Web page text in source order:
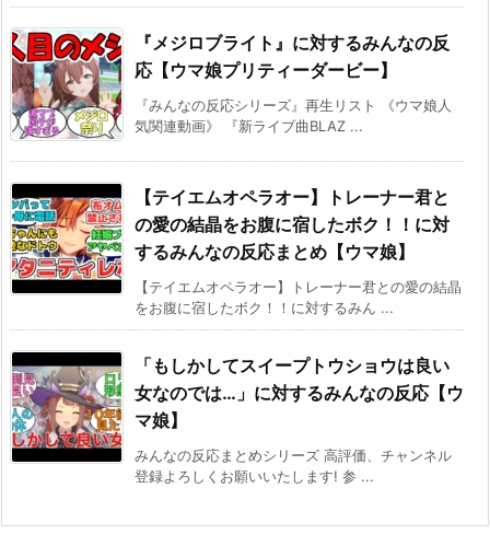
『メジロブライト』に対するみんなの反
応【ウマ娘プリティーダービー】
『みんなの反応シリーズ』再生リスト 《ウマ娘人
気関連動画》 『新ライブ曲BLAZ ...
【テイエムオペラオー】トレーナー君と
の愛の結晶をお腹に宿したボク！！に対
するみんなの反応まとめ【ウマ娘】
【テイエムオペラオー】トレーナー君との愛の結晶
をお腹に宿したボク！！に対するみん ...
「もしかしてスイープトウショウは良い
女なのでは…」に対するみんなの反応【ウ
マ娘】
みんなの反応まとめシリーズ 高評価、チャンネル
登録よろしくお願いいたします! 参 ...